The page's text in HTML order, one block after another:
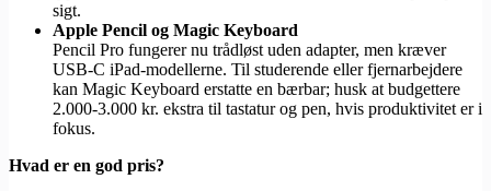
sigt.
Apple Pencil og Magic Keyboard
Pencil Pro fungerer nu trådløst uden adapter, men kræver
USB-C iPad-modellerne. Til studerende eller fjernarbejdere
kan Magic Keyboard erstatte en bærbar; husk at budgettere
2.000-3.000 kr. ekstra til tastatur og pen, hvis produktivitet er i
fokus.
Hvad er en god pris?